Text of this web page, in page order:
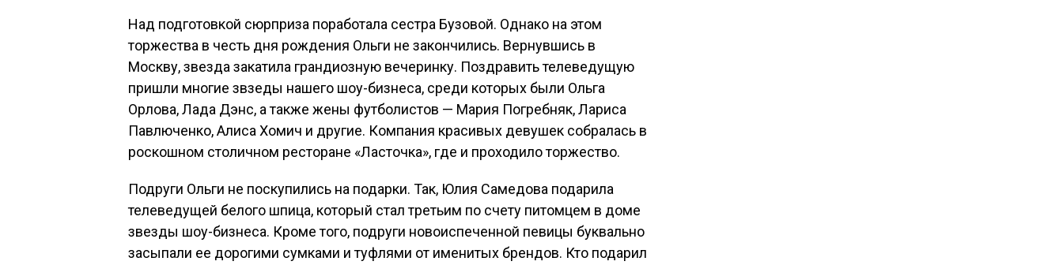
Над подготовкой сюрприза поработала сестра Бузовой. Однако на этом
торжества в честь дня рождения Ольги не закончились. Вернувшись в
Москву, звезда закатила грандиозную вечеринку. Поздравить телеведущую
пришли многие звзеды нашего шоу-бизнеса, среди которых были Ольга
Орлова, Лада Дэнс, а также жены футболистов — Мария Погребняк, Лариса
Павлюченко, Алиса Хомич и другие. Компания красивых девушек собралась в
роскошном столичном ресторане «Ласточка», где и проходило торжество.
Подруги Ольги не поскупились на подарки. Так, Юлия Самедова подарила
телеведущей белого шпица, который стал третьим по счету питомцем в доме
звезды шоу-бизнеса. Кроме того, подруги новоиспеченной певицы буквально
засыпали ее дорогими сумками и туфлями от именитых брендов. Кто подарил